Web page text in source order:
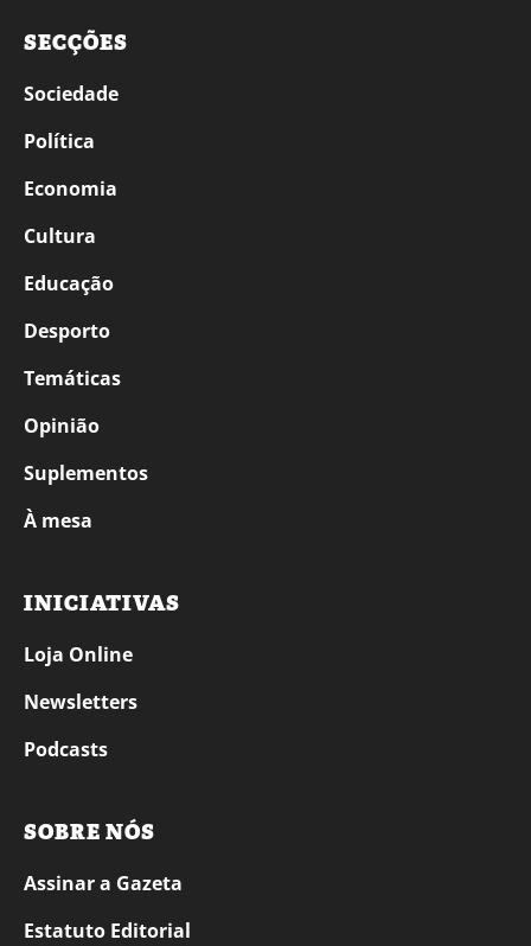
SECÇÕES
Sociedade
Política
Economia
Cultura
Educação
Desporto
Temáticas
Opinião
Suplementos
À mesa
INICIATIVAS
Loja Online
Newsletters
Podcasts
SOBRE NÓS
Assinar a Gazeta
Estatuto Editorial